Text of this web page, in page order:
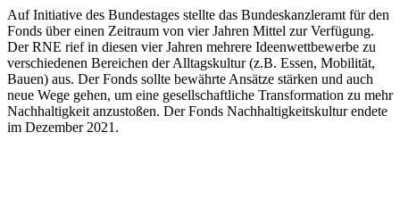
Auf Initiative des Bundestages stellte das Bundeskanzleramt für den
Fonds über einen Zeitraum von vier Jahren Mittel zur Verfügung.
Der RNE rief in diesen vier Jahren mehrere Ideenwettbewerbe zu
verschiedenen Bereichen der Alltagskultur (z.B. Essen, Mobilität,
Bauen) aus. Der Fonds sollte bewährte Ansätze stärken und auch
neue Wege gehen, um eine gesellschaftliche Transformation zu mehr
Nachhaltigkeit anzustoßen. Der Fonds Nachhaltigkeitskultur endete
im Dezember 2021.